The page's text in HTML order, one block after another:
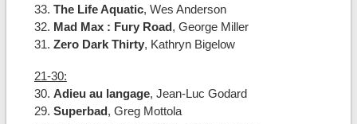
33. The Life Aquatic, Wes Anderson
32. Mad Max : Fury Road, George Miller
31. Zero Dark Thirty, Kathryn Bigelow
21-30:
30. Adieu au langage, Jean-Luc Godard
29. Superbad, Greg Mottola